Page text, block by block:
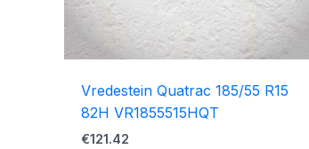
Vredestein Quatrac 185/55 R15
82H VR1855515HQT
€121.42